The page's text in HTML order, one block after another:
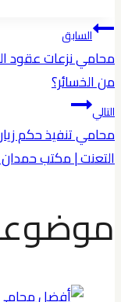
تصفّح
المقالات
السابق
محامي نزعات عقود
من الخسائر؟
التالي
محامي تنفيذ حكم
التعنت | مكتب